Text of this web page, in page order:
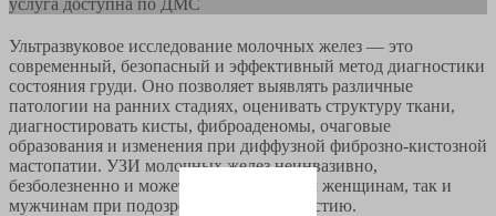
Ультразвуковое исследование молочных желез — это
современный, безопасный и эффективный метод диагностики
состояния груди. Оно позволяет выявлять различные
патологии на ранних стадиях, оценивать структуру ткани,
диагностировать кисты, фиброаденомы, очаговые
образования и изменения при диффузной фиброзно-кистозной
мастопатии. УЗИ молочных желез неинвазивно,
безболезненно и может выполняться как женщинам, так и
мужчинам при подозрении на гинекомастию.